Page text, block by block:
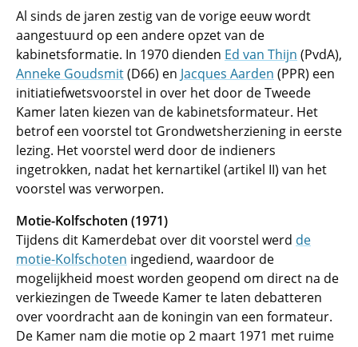
Al sinds de jaren zestig van de vorige eeuw wordt
aangestuurd op een andere opzet van de
kabinetsformatie. In 1970 dienden Ed van Thijn (PvdA),
Anneke Goudsmit(D66) en Jacques Aarden (PPR) een
initiatiefwetsvoorstel in over het door de Tweede
Kamer laten kiezen van de kabinetsformateur. Het
betrof een voorstel tot Grondwetsherziening in eerste
lezing. Het voorstel werd door de indieners
ingetrokken, nadat het kernartikel (artikel II) van het
voorstel was verworpen.
Motie-Kolfschoten (1971)
Tijdens dit Kamerdebat over dit voorstel werd de
motie-Kolfschoten ingediend, waardoor de
mogelijkheid moest worden geopend om direct na de
verkiezingen de Tweede Kamer te laten debatteren
over voordracht aan de koningin van een formateur.
De Kamer nam die motie op 2 maart 1971 met ruime